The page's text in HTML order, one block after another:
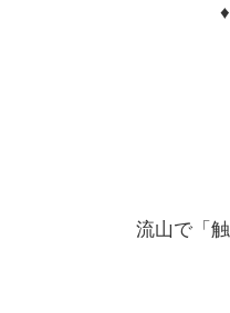
流山で「